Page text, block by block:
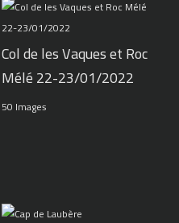
Col de les Vaques et Roc
Mélé 22-23/01/2022
50 Images